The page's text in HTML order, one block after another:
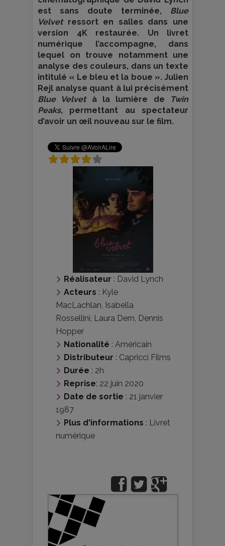
est sans doute terminée, Blue
Velvetressort en salles dans une
version 4K restaurée. Un livret
numérique l’accompagne, dans
lequel on trouve notamment une
analyse des couleurs, dans un texte
intitulé « Le bleu et la boue ». Julien
Rejl analyse quant à lui précisément
Blue Velvetà la lumière de
Twin
Peaks, permettant au spectateur
d’avoir un œil nouveau sur le film.
Réalisateur : David Lynch
Acteurs : Kyle
MacLachlan, Isabella
Rossellini, Laura Dern, Dennis
Hopper
Nationalité : Américain
Distributeur : Capricci Films
Durée : 2h
Reprise: 22 juin 2020
Date de sortie : 21 janvier
1987
Plus d'informations : Livret
numérique